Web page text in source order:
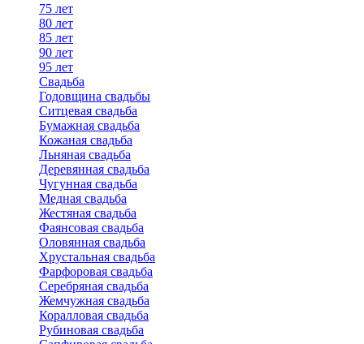
75 лет
80 лет
85 лет
90 лет
95 лет
Свадьба
Годовщина свадьбы
Ситцевая свадьба
Бумажная свадьба
Кожаная свадьба
Льняная свадьба
Деревянная свадьба
Чугунная свадьба
Медная свадьба
Жестяная свадьба
Фаянсовая свадьба
Оловянная свадьба
Хрустальная свадьба
Фарфоровая свадьба
Серебряная свадьба
Жемчужная свадьба
Коралловая свадьба
Рубиновая свадьба